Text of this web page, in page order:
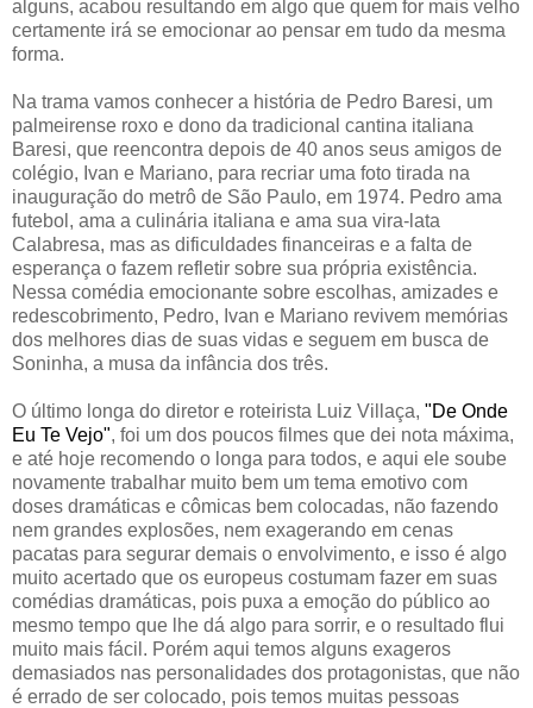
alguns, acabou resultando em algo que quem for mais velho
certamente irá se emocionar ao pensar em tudo da mesma
forma.
Na trama vamos conhecer a história de Pedro Baresi, um
palmeirense roxo e dono da tradicional cantina italiana
Baresi, que reencontra depois de 40 anos seus amigos de
colégio, Ivan e Mariano, para recriar uma foto tirada na
inauguração do metrô de São Paulo, em 1974. Pedro ama
futebol, ama a culinária italiana e ama sua vira-lata
Calabresa, mas as dificuldades financeiras e a falta de
esperança o fazem refletir sobre sua própria existência.
Nessa comédia emocionante sobre escolhas, amizades e
redescobrimento, Pedro, Ivan e Mariano revivem memórias
dos melhores dias de suas vidas e seguem em busca de
Soninha, a musa da infância dos três.
O último longa do diretor e roteirista Luiz Villaça, "De Onde
Eu Te Vejo", foi um dos poucos filmes que dei nota máxima,
e até hoje recomendo o longa para todos, e aqui ele soube
novamente trabalhar muito bem um tema emotivo com
doses dramáticas e cômicas bem colocadas, não fazendo
nem grandes explosões, nem exagerando em cenas
pacatas para segurar demais o envolvimento, e isso é algo
muito acertado que os europeus costumam fazer em suas
comédias dramáticas, pois puxa a emoção do público ao
mesmo tempo que lhe dá algo para sorrir, e o resultado flui
muito mais fácil. Porém aqui temos alguns exageros
demasiados nas personalidades dos protagonistas, que não
é errado de ser colocado, pois temos muitas pessoas